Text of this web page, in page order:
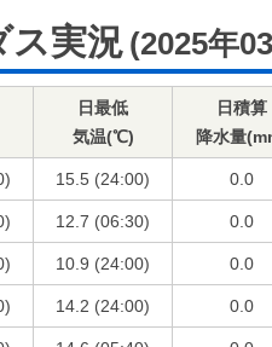
ス実況 (2025年
日最低
気温(℃)
日積算
降水量
15.5 (24:00) 0.0
12.7 (06:30) 0.0
10.9 (24:00) 0.0
14.2 (24:00) 0.0